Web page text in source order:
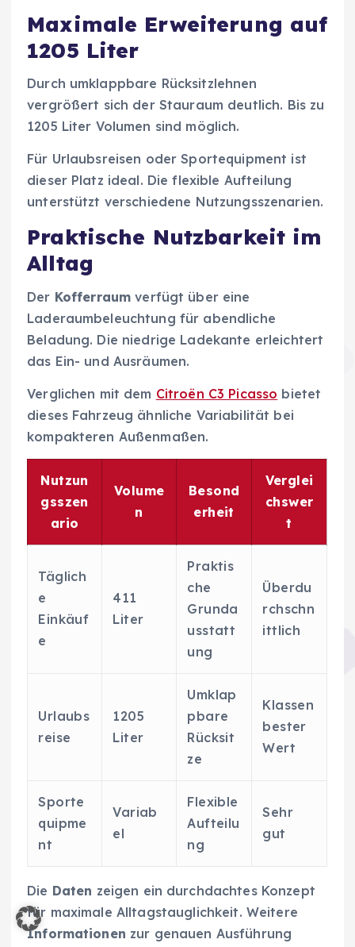
Maximale Erweiterung auf
1205 Liter
Durch umklappbare Rücksitzlehnen
vergrößert sich der Stauraum deutlich. Bis zu
1205 Liter Volumen sind möglich.
Für Urlaubsreisen oder Sportequipment ist
dieser Platz ideal. Die flexible Aufteilung
unterstützt verschiedene Nutzungsszenarien.
Praktische Nutzbarkeit im
Alltag
Der Kofferraum verfügt über eine
Laderaumbeleuchtung für abendliche
Beladung. Die niedrige Ladekante erleichtert
das Ein- und Ausräumen.
Verglichen mit dem Citroën C3 Picasso bietet
dieses Fahrzeug ähnliche Variabilität bei
kompakteren Außenmaßen.
Nutzun
gsszen
ario
Volume
n
Besond
erheit
Verglei
chswer
t
Täglich
e
Einkäuf
e
411
Liter
Praktis
che
Grunda
usstatt
ung
Überdu
rchschn
ittlich
Urlaubs
reise
1205
Liter
Umklap
pbare
Rücksit
ze
Klassen
bester
Wert
Sporte
quipme
nt
Variab
el
Flexible
Aufteilu
ng
Sehr
gut
Die Daten zeigen ein durchdachtes Konzept
für maximale Alltagstauglichkeit. Weitere
Informationen zur genauen Ausführung